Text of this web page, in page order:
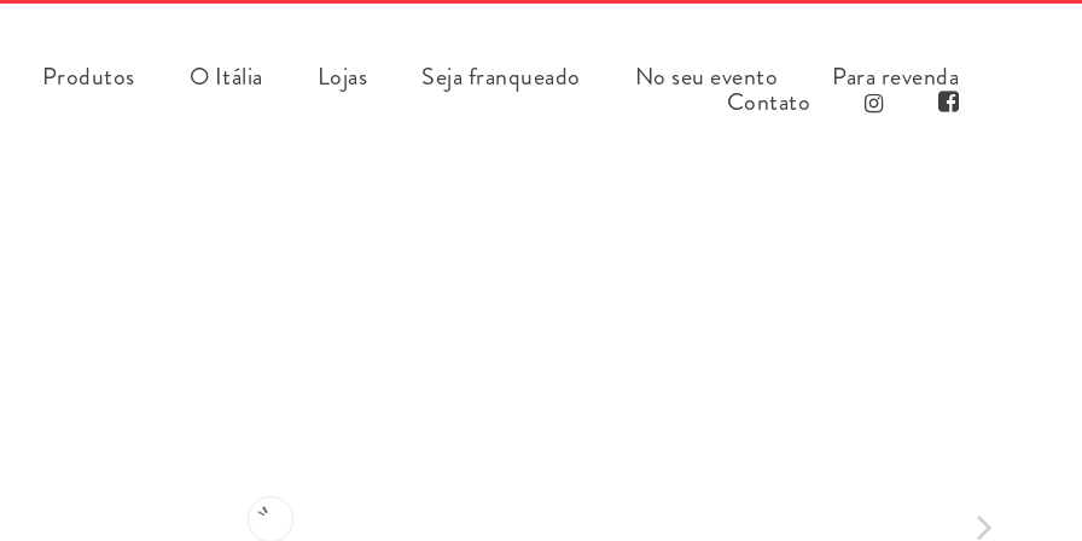
Produtos O Itália Lojas Seja franqueado No seu evento Para revenda
Contato